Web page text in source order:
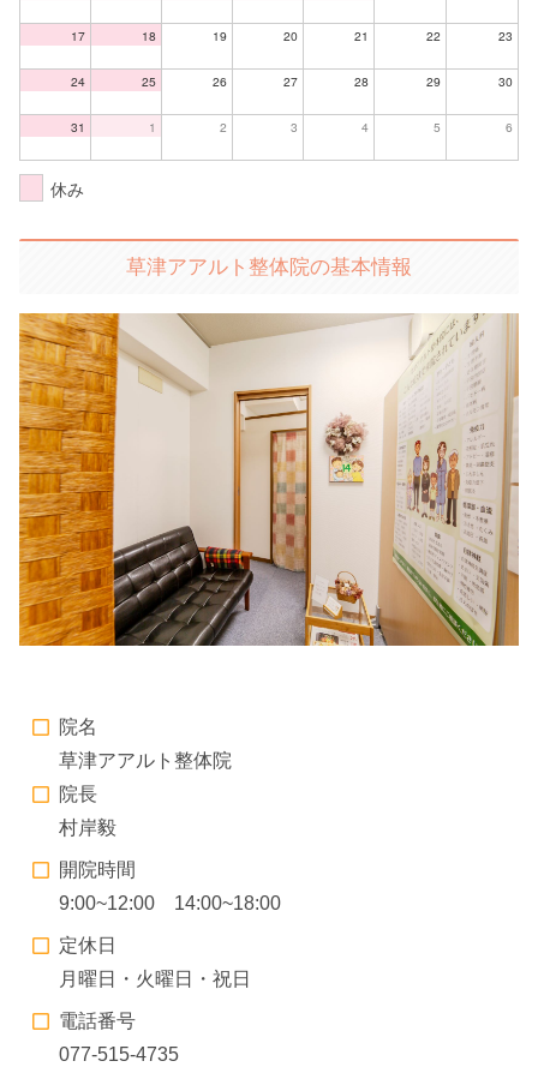
17 18 19 20 21 22 23
24 25 26 27 28 29 30
31 1 2 3 4 5 6
休み
草津アアルト整体院の基本情報
院名
草津アアルト整体院
院長
村岸毅
開院時間
9:00~12:00 14:00~18:00
定休日
月曜日・火曜日・祝日
電話番号
077-515-4735